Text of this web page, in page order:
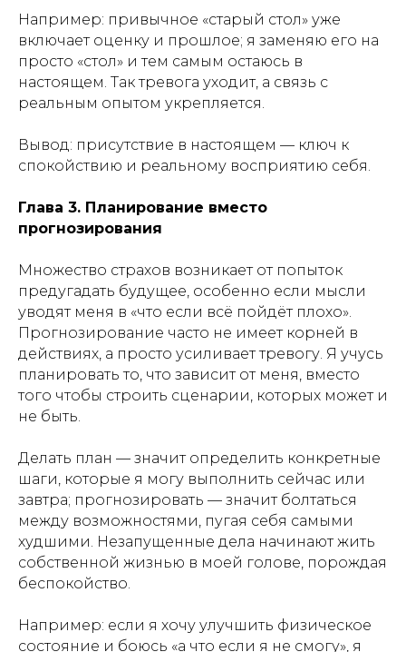
Например: привычное «старый стол» уже
включает оценку и прошлое; я заменяю его на
просто «стол» и тем самым остаюсь в
настоящем. Так тревога уходит, а связь с
реальным опытом укрепляется.
Вывод: присутствие в настоящем — ключ к
спокойствию и реальному восприятию себя.
Глава 3. Планирование вместо
прогнозирования
Множество страхов возникает от попыток
предугадать будущее, особенно если мысли
уводят меня в «что если всё пойдёт плохо».
Прогнозирование часто не имеет корней в
действиях, а просто усиливает тревогу. Я учусь
планировать то, что зависит от меня, вместо
того чтобы строить сценарии, которых может и
не быть.
Делать план — значит определить конкретные
шаги, которые я могу выполнить сейчас или
завтра; прогнозировать — значит болтаться
между возможностями, пугая себя самыми
худшими. Незапущенные дела начинают жить
собственной жизнью в моей голове, порождая
беспокойство.
Например: если я хочу улучшить физическое
состояние и боюсь «а что если я не смогу», я